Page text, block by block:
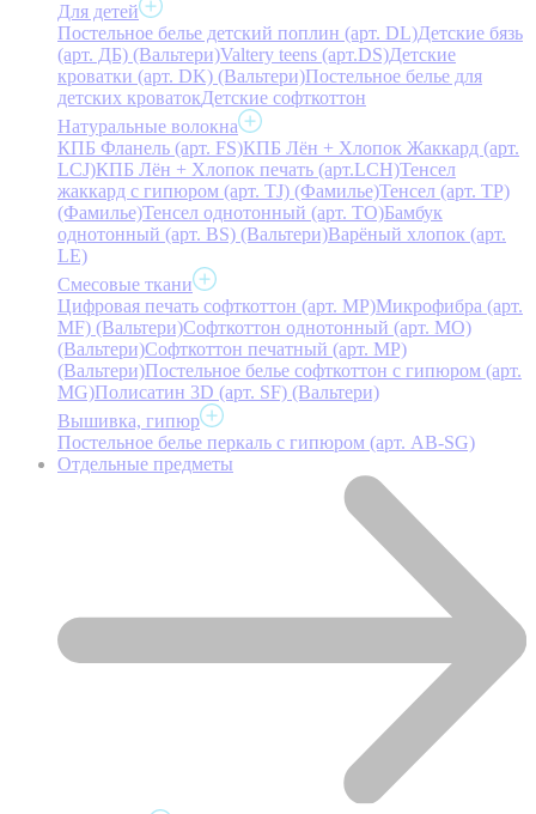
Для детей
Постельное белье детский поплин (арт. DL)Детские бязь
(арт. ДБ) (Вальтери)Valtery teens (арт.DS)Детские
кроватки (арт. DK) (Вальтери)Постельное белье для
детских кроватокДетские софткоттон
Натуральные волокна
КПБ Фланель (арт. FS)КПБ Лён + Хлопок Жаккард (арт.
LCJ)КПБ Лён + Хлопок печать (арт.LCH)Тенсел
жаккард с гипюром (арт. TJ) (Фамилье)Тенсел (арт. ТР)
(Фамилье)Тенсел однотонный (арт. TO)Бамбук
однотонный (арт. BS) (Вальтери)Варёный хлопок (арт.
LE)
Смесовые ткани
Цифровая печать софткоттон (арт. MP)Микрофибра (арт.
MF) (Вальтери)Софткоттон однотонный (арт. MO)
(Вальтери)Софткоттон печатный (арт. MР)
(Вальтери)Постельное белье софткоттон с гипюром (арт.
MG)Полисатин 3D (арт. SF) (Вальтери)
Вышивка, гипюр
Постельное белье перкаль с гипюром (арт. AB-SG)
Отдельные предметы